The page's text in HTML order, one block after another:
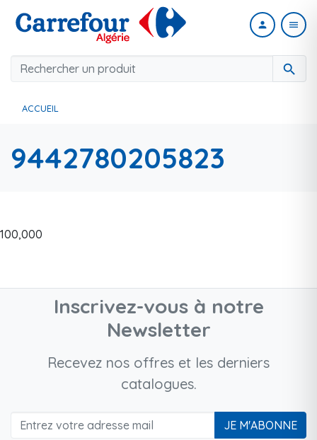
search
person menu
ACCUEIL
9442780205823
100,000
Inscrivez-vous à notre
Newsletter
Recevez nos offres et les derniers
catalogues.
JE M'ABONNE